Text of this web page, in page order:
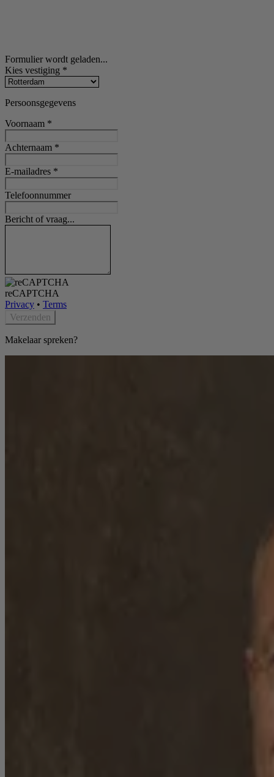
Formulier wordt geladen...
Kies vestiging *
Persoonsgegevens
Voornaam *
Achternaam *
E-mailadres *
Telefoonnummer
Bericht of vraag...
reCAPTCHA
Privacy • Terms
Verzenden
Makelaar spreken?